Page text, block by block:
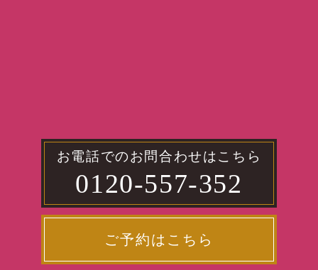
お電話でのお問合わせはこちら
0120-557-352
ご予約はこちら